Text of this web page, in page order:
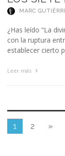
MARC
¿Has leído “La
con la ruptura
establecer cierto
Leer más
1 2 »